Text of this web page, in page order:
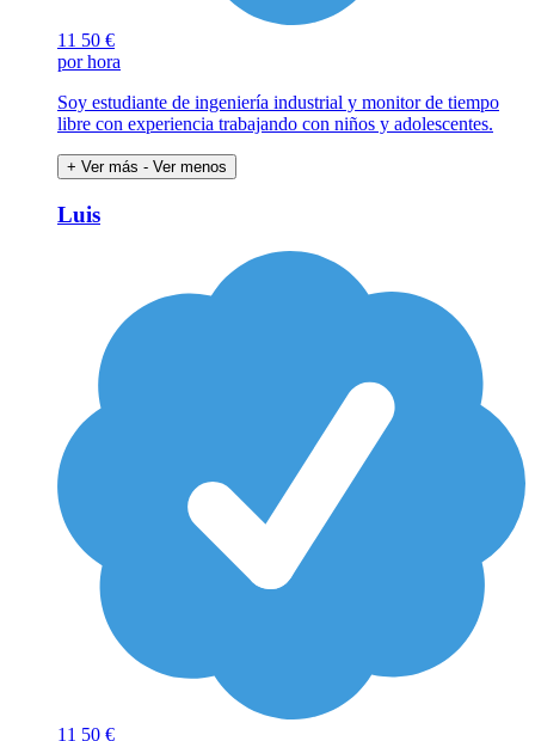
11 50 €
por hora
Soy estudiante de ingeniería industrial y monitor de tiempo
libre con experiencia trabajando con niños y adolescentes.
+ Ver más - Ver menos
Luis
11 50 €